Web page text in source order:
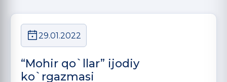
29.01.2022
“Mohir qo`llar” ijodiy
ko`rgazmasi